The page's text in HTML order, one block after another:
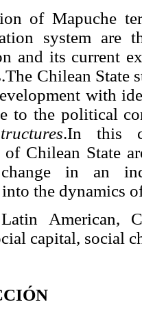
of Mapuche
system are
and its current
Chilean
with
to the political
.In this
of Chilean State
in an
the dynamics
Latin American,
capital, social